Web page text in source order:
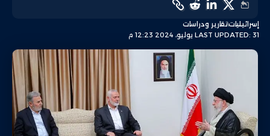
LAST UPDATED: 31 يوليو، 2024 12:23 م
إسرائيلياتتقارير ودراسات